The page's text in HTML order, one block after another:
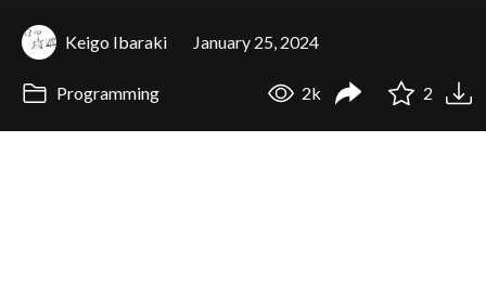
Keigo Ibaraki January 25, 2024
Programming 2k 2